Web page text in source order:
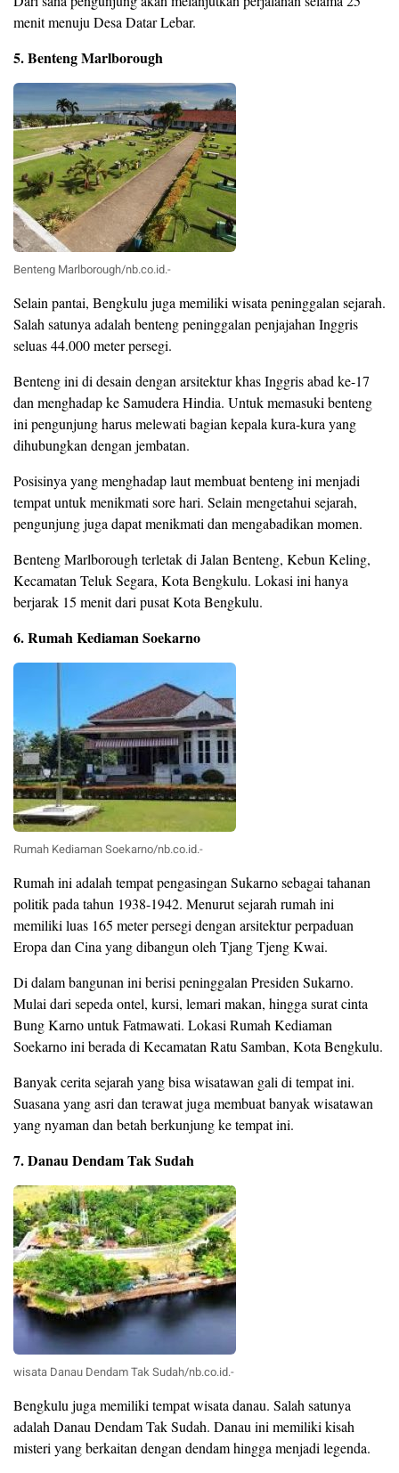
menit menuju Desa Datar Lebar.
5. Benteng Marlborough
Benteng Marlborough/nb.co.id.-
Selain pantai, Bengkulu juga memiliki wisata peninggalan sejarah.
Salah satunya adalah benteng peninggalan penjajahan Inggris
seluas 44.000 meter persegi.
Benteng ini di desain dengan arsitektur khas Inggris abad ke-17
dan menghadap ke Samudera Hindia. Untuk memasuki benteng
ini pengunjung harus melewati bagian kepala kura-kura yang
dihubungkan dengan jembatan.
Posisinya yang menghadap laut membuat benteng ini menjadi
tempat untuk menikmati sore hari. Selain mengetahui sejarah,
pengunjung juga dapat menikmati dan mengabadikan momen.
Benteng Marlborough terletak di Jalan Benteng, Kebun Keling,
Kecamatan Teluk Segara, Kota Bengkulu. Lokasi ini hanya
berjarak 15 menit dari pusat Kota Bengkulu.
6. Rumah Kediaman Soekarno
Rumah Kediaman Soekarno/nb.co.id.-
Rumah ini adalah tempat pengasingan Sukarno sebagai tahanan
politik pada tahun 1938-1942. Menurut sejarah rumah ini
memiliki luas 165 meter persegi dengan arsitektur perpaduan
Eropa dan Cina yang dibangun oleh Tjang Tjeng Kwai.
Di dalam bangunan ini berisi peninggalan Presiden Sukarno.
Mulai dari sepeda ontel, kursi, lemari makan, hingga surat cinta
Bung Karno untuk Fatmawati. Lokasi Rumah Kediaman
Soekarno ini berada di Kecamatan Ratu Samban, Kota Bengkulu.
Banyak cerita sejarah yang bisa wisatawan gali di tempat ini.
Suasana yang asri dan terawat juga membuat banyak wisatawan
yang nyaman dan betah berkunjung ke tempat ini.
7. Danau Dendam Tak Sudah
wisata Danau Dendam Tak Sudah/nb.co.id.-
Bengkulu juga memiliki tempat wisata danau. Salah satunya
adalah Danau Dendam Tak Sudah. Danau ini memiliki kisah
misteri yang berkaitan dengan dendam hingga menjadi legenda.